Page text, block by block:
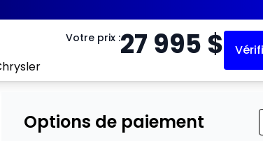
Votre prix :27 995 $
Options de paiement